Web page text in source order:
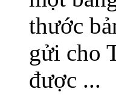
thước
gửi cho
được ...